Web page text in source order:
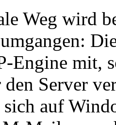
Weg wird
Engine mit,
Server
auf